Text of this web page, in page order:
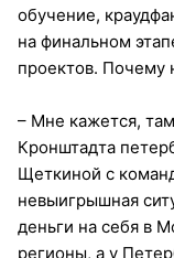
обучение,
на финальном
проектов. Почему
– Мне кажется,
Кронштадта
Щеткиной с
невыигрышная
деньги на себя в
регионы, а у